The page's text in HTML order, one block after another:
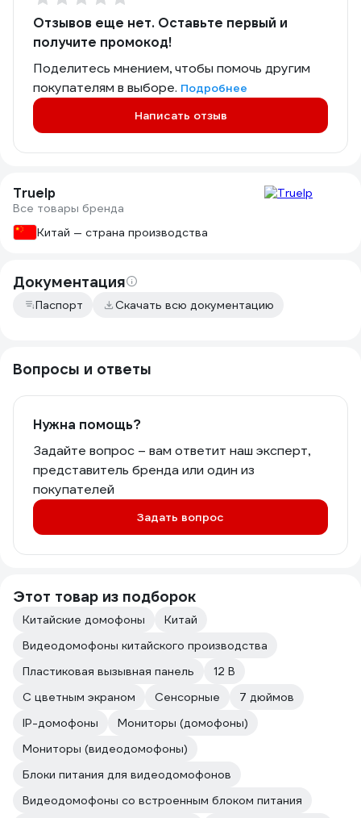
Отзывов еще нет. Оставьте первый и
получите промокод!
Поделитесь мнением, чтобы помочь другим
покупателям в выборе. Подробнее
Написать отзыв
TrueIp
Все товары бренда
Китай — страна производства
Документация
Паспорт Скачать всю документацию
Вопросы и ответы
Нужна помощь?
Задайте вопрос – вам ответит наш эксперт,
представитель бренда или один из
покупателей
Задать вопрос
Этот товар из подборок
Китайские домофоны
Китай
Видеодомофоны китайского производства
Пластиковая вызывная панель
12 В
С цветным экраном
Сенсорные
7 дюймов
IP-домофоны
Мониторы (домофоны)
Мониторы (видеодомофоны)
Блоки питания для видеодомофонов
Видеодомофоны со встроенным блоком питания